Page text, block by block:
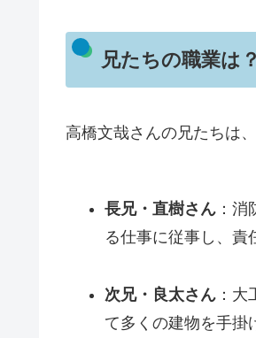
兄たちの職業は
高橋文哉さんの兄たちは
長兄・直樹さん：消
る仕事に従事し、責
次兄・良太さん：大
て多くの建物を手掛